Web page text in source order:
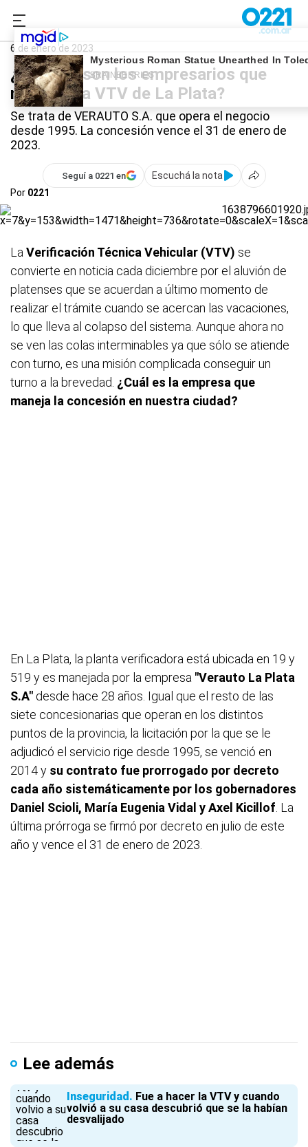
0221.com.ar
6 de enero de 2023
¿Quiénes son los empresarios que
manejan la VTV de La Plata?
Se trata de VERAUTO S.A. que opera el negocio
desde 1995. La concesión vence el 31 de enero de
2023.
Seguí a 0221 en
Escuchá la nota
Por 0221
La Verificación Técnica Vehicular (VTV) se
convierte en noticia cada diciembre por el aluvión de
platenses que se acuerdan a último momento de
realizar el trámite cuando se acercan las vacaciones,
lo que lleva al colapso del sistema. Aunque ahora no
se ven las colas interminables ya que sólo se atiende
con turno, es una misión complicada conseguir un
turno a la brevedad. ¿Cuál es la empresa que
maneja la concesión en nuestra ciudad?
En La Plata, la planta verificadora está ubicada en 19 y
519 y es manejada por la empresa "Verauto La Plata
S.A" desde hace 28 años. Igual que el resto de las
siete concesionarias que operan en los distintos
puntos de la provincia, la licitación por la que se le
adjudicó el servicio rige desde 1995, se venció en
2014 y su contrato fue prorrogado por decreto
cada año sistemáticamente por los gobernadores
Daniel Scioli, María Eugenia Vidal y Axel Kicillof . La
última prórroga se firmó por decreto en julio de este
año y vence el 31 de enero de 2023.
Lee además
Inseguridad
Fue a hacer la VTV y cuando
volvió a su casa descubrió que se la habían
desvalijado